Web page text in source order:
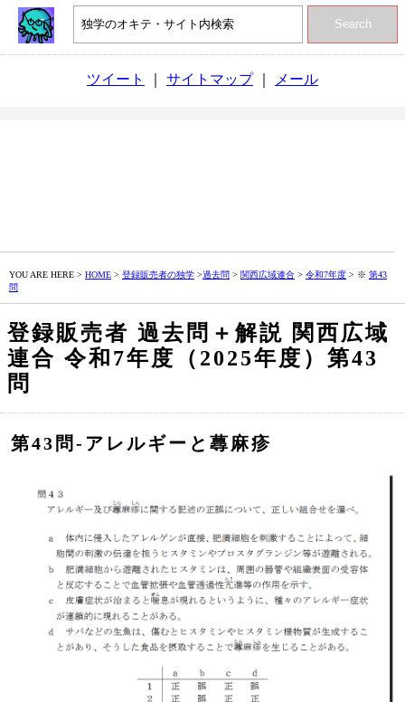
Search
ツイート サイトマップ｜ メール
YOU ARE HERE > HOME > 登録販売者の独学 >過去問 > 関西広域連合 > 令和7年度 > ※ 第43
問
登録販売者 過去問＋解説 関西広域
連合 令和7年度（2025年度）第43
問
第43問‐アレルギーと蕁麻疹